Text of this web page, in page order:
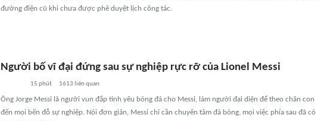
đường điện cũ khi chưa được phê duyệt lịch công tác.
Người bố vĩ đại đứng sau sự nghiệp rực rỡ của Lionel Messi
15 phút 1613 liên quan
Ông Jorge Messi là người vun đắp tình yêu bóng đá cho Messi, làm người đại diện để theo chân con
đến mọi bến đỗ sự nghiệp. Nói đơn giản, Messi chỉ cần chuyên tâm đá bóng, mọi việc phía sau đã có